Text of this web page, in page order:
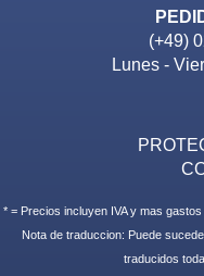
(+49)
Lunes -
* = Precios incluyen IVA y mas
Nota de traduccion: Puede
traducidos